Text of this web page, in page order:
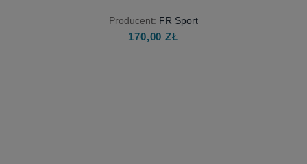
Producent: FR Sport
170,00 ZŁ